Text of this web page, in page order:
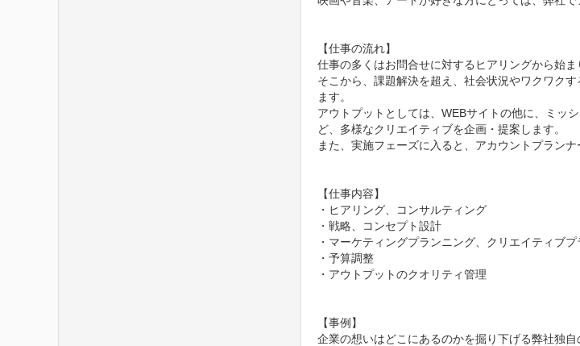
【仕事の流れ】
仕事の多くはお問合せに対するヒアリングから始
そこから、課題解決を超え、社会状況やワクワク
ます。
アウトプットとしては、WEBサイトの他に、ミッ
ど、多様なクリエイティブを企画・提案します。
また、実施フェーズに入ると、アカウントプラン
【仕事内容】
・ヒアリング、コンサルティング
・戦略、コンセプト設計
・マーケティングプランニング、クリエイティブ
・予算調整
・アウトプットのクオリティ管理
【事例】
企業の想いはどこにあるのかを掘り下げる弊社独